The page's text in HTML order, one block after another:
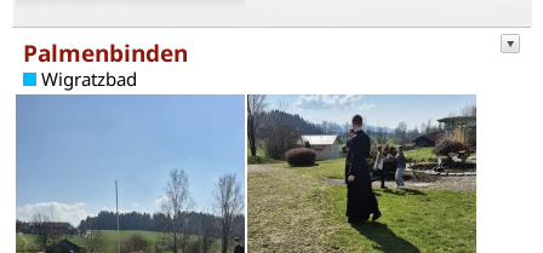
Palmenbinden
Wigratzbad